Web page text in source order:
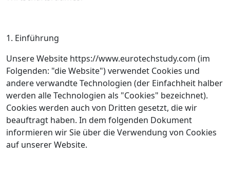
1. Einführung
Unsere Website https://www.eurotechstudy.com (im
Folgenden: "die Website") verwendet Cookies und
andere verwandte Technologien (der Einfachheit halber
werden alle Technologien als "Cookies" bezeichnet).
Cookies werden auch von Dritten gesetzt, die wir
beauftragt haben. In dem folgenden Dokument
informieren wir Sie über die Verwendung von Cookies
auf unserer Website.